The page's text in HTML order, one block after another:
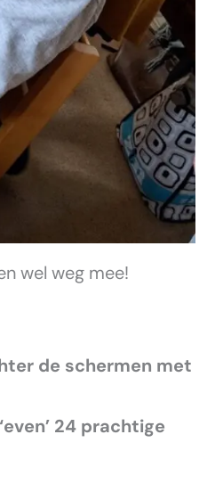
wel weg mee!
de schermen met
24 prachtige